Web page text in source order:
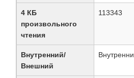
4 КБ
произвольного
чтения
113343
Внутренний/
Внешний